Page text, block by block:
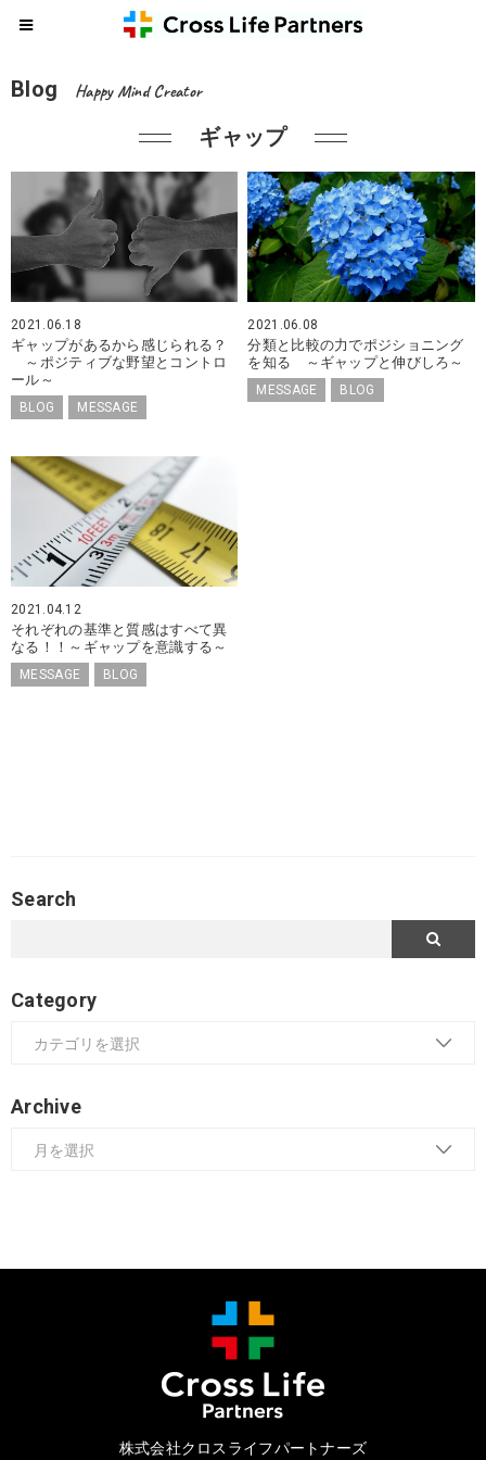
Blog Happy Mind Creator
ギャップ
2021.06.18
ギャップがあるから感じられる？
～ポジティブな野望とコントロ
ール～
BLOG MESSAGE
2021.06.08
分類と比較の力でポジショニング
を知る ～ギャップと伸びしろ～
MESSAGE BLOG
2021.04.12
それぞれの基準と質感はすべて異
なる！！～ギャップを意識する～
MESSAGE BLOG
Search
Category
Archive
株式会社クロスライフパートナーズ